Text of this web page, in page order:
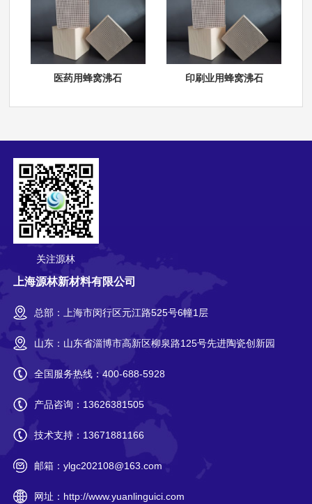
医药用蜂窝沸石 印刷业用蜂窝沸石
关注源林
上海源林新材料有限公司
总部：上海市闵行区元江路525号6幢1层
山东：山东省淄博市高新区柳泉路125号先进陶瓷创新园
全国服务热线： 400-688-5928
产品咨询： 13626381505
技术支持： 13671881166
邮箱： ylgc202108@163.com
网址： http://www.yuanlinguici.com